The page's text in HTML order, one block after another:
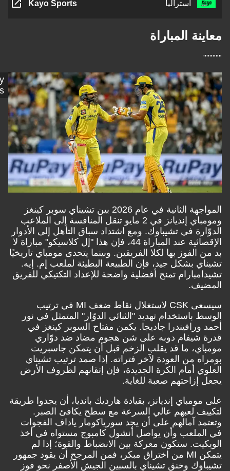
أستراليا Kayo Sports
المباراة
Getty
Images
المواجهة الثانية في عام 2026 بين تشيناي سوبر كينغز
ومومباي إنديانز في 2 مايو تنقل المنافسة إلى الملاعب
في تشيباوك. ومع اشتداد سباق التأهل إلى الأدوار
الإقصائية عند المباراة 44، فإن هذا "إل كلاسيكو" مباراة لا
بها لكلا الفريقين. وبينما يتحدى مومباي تاريخيًا
بشكل جيد، فإن الطبيعة البطيئة لملعب إم. إيه.
تمنح أفضلية واضحة للإعداد التكتيكي للفريق
سيسعى CSK لاستغلال نقاط ضعف MI في ترتيب
تهديد "الثنائي الدوّار" المتمثل في نور
جاديجا. يكمن مفتاح السوبر كينغز في
دوبه على شن هجوم مضاد ضد دوّاري
ما قد يقلب الزخم قبل أن يتمكن جاسبريت
من العودة لآخر فتراته. إذا صمد ترتيب تشيناي
أمام الكرة الجديدة، فإن إتقانهم لظروف الأرض
صعبة للغاية.
إنديانز، بقيادة هارديك بانديا، أن يجدوا طريقة
لعبهم عالي السرعة مع سطح يكافئ الصبر.
آمالهم على أن يجد سورياكومار ياداف الفجوات
وأن يواصل أنشول كامبوج مستواه في أخذ
ستكون معركة بين الانضباط والقوة؛ إذا لم
يتمكن MI من اختراق مبكر، فمن المرجح أن يقود جمهور
وخنق تشيناي بالسبين الجيش الأصفر نحو فوز